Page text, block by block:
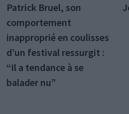
de
l’article
Patrick Bruel, son
comportement
inapproprié en coulisses
d’un festival ressurgit :
“Il a tendance à se
balader nu”